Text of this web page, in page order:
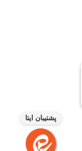
پشتیبان ایتا